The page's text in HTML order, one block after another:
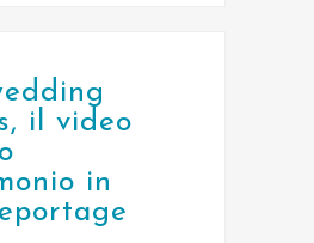
il video
in